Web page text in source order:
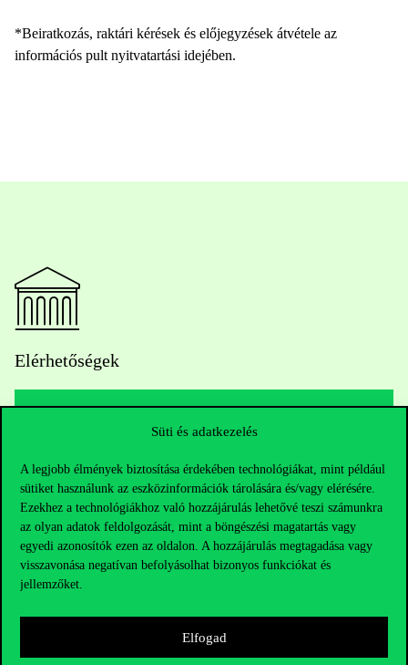
Süti és adatkezelés
A legjobb élmények biztosítása érdekében technológiákat, mint például
sütiket használunk az eszközinformációk tárolására és/vagy elérésére.
Ezekhez a technológiákhoz való hozzájárulás lehetővé teszi számunkra
az olyan adatok feldolgozását, mint a böngészési magatartás vagy
egyedi azonosítók ezen az oldalon. A hozzájárulás megtagadása vagy
visszavonása negatívan befolyásolhat bizonyos funkciókat és
jellemzőket.
Elfogad
*Beiratkozás, raktári kérések és előjegyzések átvétele az
információs pult nyitvatartási idejében.
Elérhetőségek
+36 1 482 5000
Kérdésed van a felvételivel kapcsolatban?
Oktatói elérhetőségek
HUB jelenlegi hallgatóinknak
Sajtó:press@uni-corvinus.hu